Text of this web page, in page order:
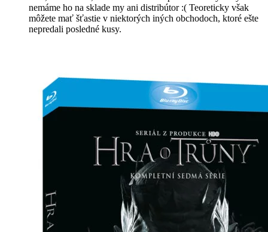
nemáme ho na sklade my ani distribútor :( Teoreticky však
môžete mať šťastie v niektorých iných obchodoch, ktoré ešte
nepredali posledné kusy.